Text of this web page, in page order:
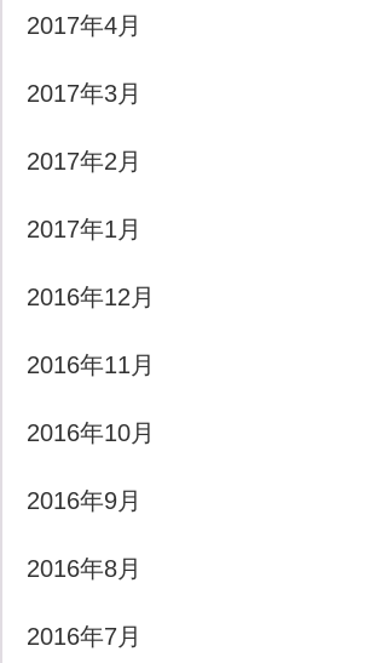
2017年4月
2017年3月
2017年2月
2017年1月
2016年12月
2016年11月
2016年10月
2016年9月
2016年8月
2016年7月